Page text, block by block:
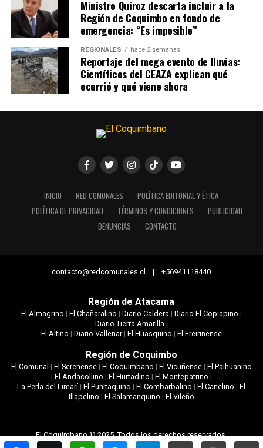
Ministro Quiroz descarta incluir a la
Región de Coquimbo en fondo de
emergencia: “Es imposible”
REGIONALES hace 2 semanas
Reportaje del mega evento de lluvias:
Científicos del CEAZA explican qué
ocurrió y qué viene ahora
INICIO RED COMUNALES
POLÍTICA EDITORIAL Y ÉTICA
POLÍTICA DE PRIVACIDAD
TÉRMINOS Y CONDICIONES
PUBLICIDAD
DENUNCIAS
CONTACTO
contacto@redcomunales.cl | +56941118440
Región de Atacama
El Almagrino | El Chañaralino | Diario Caldera | Diario El Copiapino |
Diario Tierra Amarilla |
El Altino | Diario Vallenar| El Huasquino | El Freirinense
Región de Coquimbo
El Comunal | El Serenense| El Coquimbano | El Vicuñense| El Paihuanino
| El Andacollino | El Hurtadino | El Montepatrino |
La Perla del Limarí|El Punitaquino |El Combarbalino |El Canelino |El
Illapelino | El Salamanquino | El Vileño
El Coquimbano © 2025. Todos los derechos reservados.